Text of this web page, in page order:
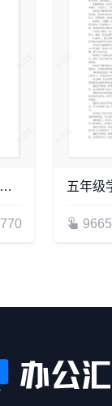
初中评语500则学生评语word模板
770 9665